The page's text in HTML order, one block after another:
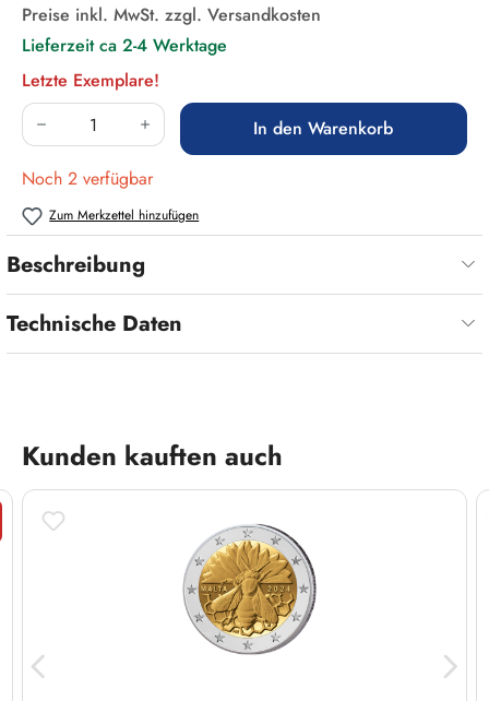
Preise inkl. MwSt. zzgl. Versandkosten
Lieferzeit ca 2-4 Werktage
Letzte Exemplare!
Produkt Anzahl: Gib den gewünschten Wert
In den Warenkorb
Noch 2 verfügbar
Zum Merkzettel hinzufügen
Beschreibung
Technische Daten
Produktgalerie überspringen
Kunden kauften auch